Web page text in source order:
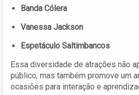
Banda Cólera
Vanessa Jackson
Espetáculo Saltimbancos
Essa diversidade de atrações não
público, mas também promove um
ocasiões para interação e